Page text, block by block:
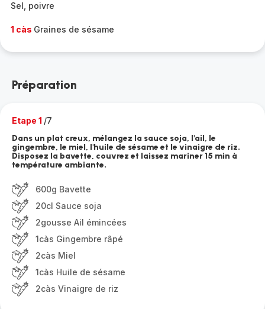
Sel, poivre
1 càs Graines de sésame
Préparation
Etape 1 /7
Dans un plat creux, mélangez la sauce soja, l'ail, le
gingembre, le miel, l'huile de sésame et le vinaigre de riz.
Disposez la bavette, couvrez et laissez mariner 15 min à
température ambiante.
600g Bavette
20cl Sauce soja
2gousse Ail émincées
1càs Gingembre râpé
2càs Miel
1càs Huile de sésame
2càs Vinaigre de riz